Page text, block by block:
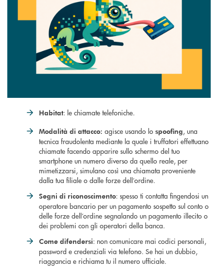
Habitat: le chiamate telefoniche.
Modalità di attacco: agisce usando lo spoofing, una
tecnica fraudolenta mediante la quale i truffatori effettuano
chiamate facendo apparire sullo schermo del tuo
smartphone un numero diverso da quello reale, per
mimetizzarsi, simulano così una chiamata proveniente
dalla tua filiale o dalle forze dell’ordine.
Segni di riconoscimento: spesso ti contatta fingendosi un
operatore bancario per un pagamento sospetto sul conto o
delle forze dell’ordine segnalando un pagamento illecito o
dei problemi con gli operatori della banca.
Come difendersi: non comunicare mai codici personali,
password e credenziali via telefono. Se hai un dubbio,
riaggancia e richiama tu il numero ufficiale.